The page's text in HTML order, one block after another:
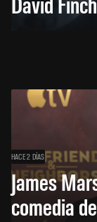
HACE 2 DÍAS
James
comedia